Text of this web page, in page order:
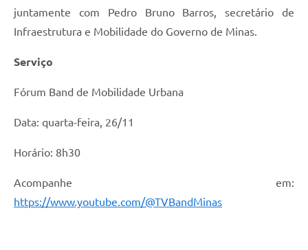
juntamente com Pedro Bruno Barros, secretário de
Infraestrutura e Mobilidade do Governo de Minas.
Serviço
Fórum Band de Mobilidade Urbana
Data: quarta-feira, 26/11
Horário: 8h30
Acompanhe em:
https://www.youtube.com/@TVBandMinas